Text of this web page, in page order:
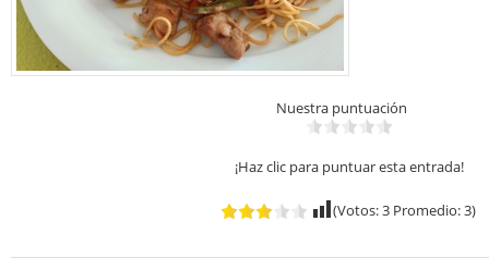
Nuestra puntuación
¡Haz clic para puntuar esta entrada!
(Votos:3Promedio:3)